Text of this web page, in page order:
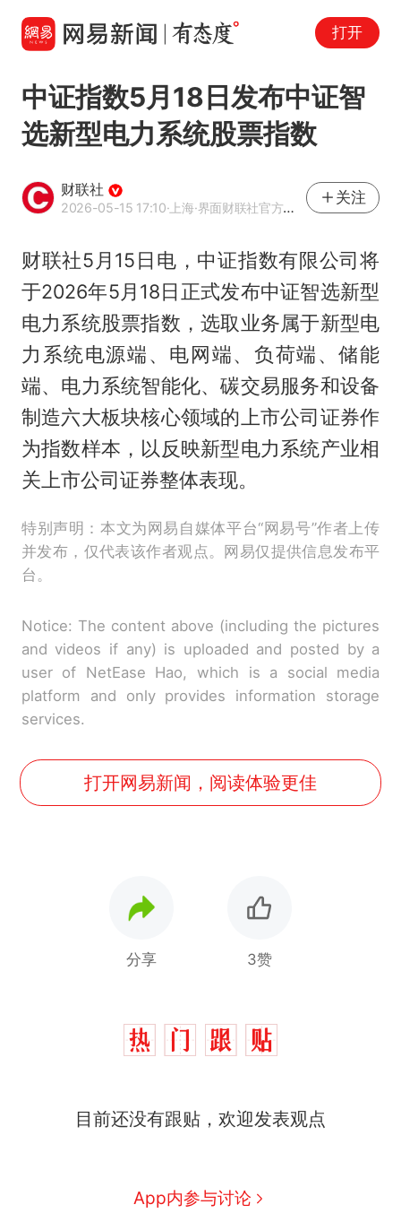
打开
中证指数5月18日发布中证智
选新型电力系统股票指数
财联社
2026-05-15 17:10·上海·界面财联社官方账号
关注
财联社5月15日电，中证指数有限公司将
于2026年5月18日正式发布中证智选新型
电力系统股票指数，选取业务属于新型电
力系统电源端、电网端、负荷端、储能
端、电力系统智能化、碳交易服务和设备
制造六大板块核心领域的上市公司证券作
为指数样本，以反映新型电力系统产业相
关上市公司证券整体表现。
特别声明：本文为网易自媒体平台“网易号”作者上传
并发布，仅代表该作者观点。网易仅提供信息发布平
台。
Notice: The content above (including the pictures
and videos if any) is uploaded and posted by a
user of NetEase Hao, which is a social media
platform and only provides information storage
services.
打开网易新闻，阅读体验更佳
分享 3赞
目前还没有跟贴，欢迎发表观点
App内参与讨论
热
那个在床头放菜刀的女孩，
号，仅凭视频评出？中国烹饪
了……
台风"白海豚"中心附近最大风